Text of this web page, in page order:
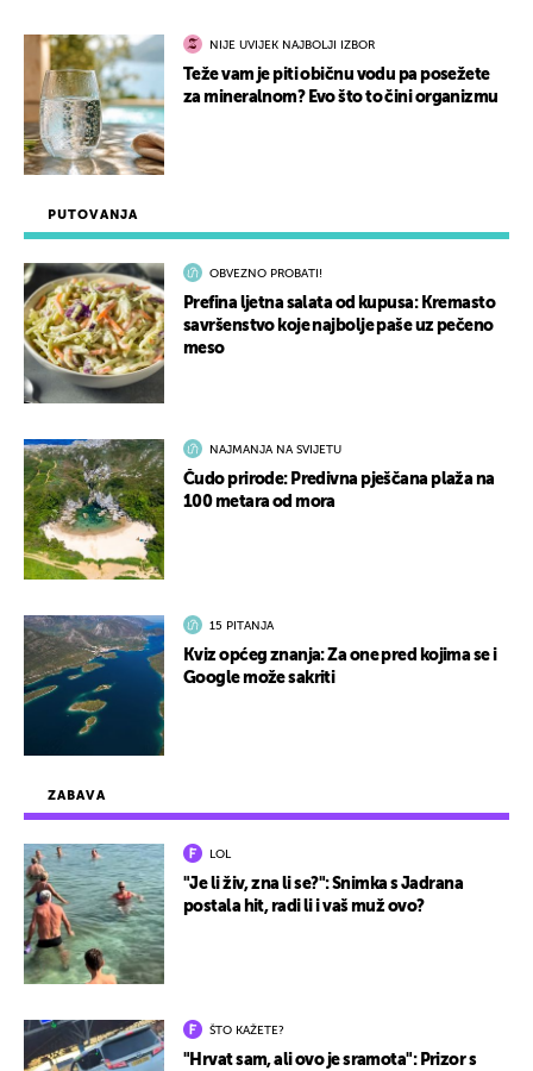
ZABAVA
LOL
"Je li živ, zna li se?": Snimka s Jadrana
postala hit, radi li i vaš muž ovo?
ŠTO KAŽETE?
"Hrvat sam, ali ovo je sramota": Prizor s
PUTOVANJA
OBVEZNO PROBATI!
Prefina ljetna salata od kupusa: Kremasto
savršenstvo koje najbolje paše uz pečeno
meso
NAJMANJA NA SVIJETU
Čudo prirode: Predivna pješčana plaža na
100 metara od mora
15 PITANJA
Kviz općeg znanja: Za one pred kojima se i
Google može sakriti
NIJE UVIJEK NAJBOLJI IZBOR
Teže vam je piti običnu vodu pa posežete
za mineralnom? Evo što to čini organizmu